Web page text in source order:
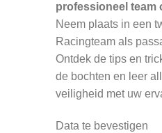
professioneel team
Neem plaats in een
Racingteam als
Ontdek de tips en
de bochten en leer
veiligheid met uw
Data te bevestigen